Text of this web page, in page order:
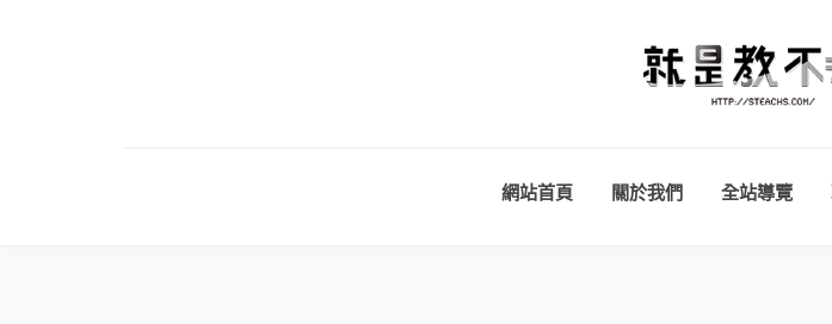
網站首頁 關於我們 全站導覽